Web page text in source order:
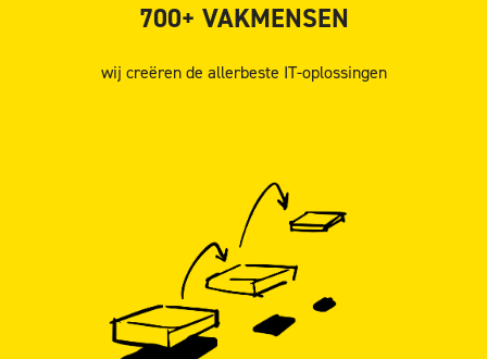
700+ VAKMENSEN
wij creëren de allerbeste IT-oplossingen